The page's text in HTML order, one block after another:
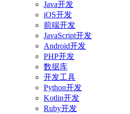
Java开发
iOS开发
前端开发
JavaScript开发
Android开发
PHP开发
数据库
开发工具
Python开发
Kotlin开发
Ruby开发